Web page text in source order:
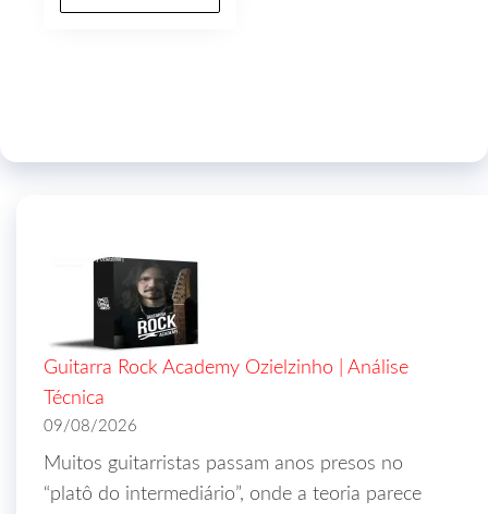
Guitarra Rock Academy Ozielzinho | Análise
Técnica
09/08/2026
Muitos guitarristas passam anos presos no
“platô do intermediário”, onde a teoria parece